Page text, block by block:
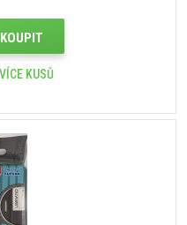
KOUPIT
KUSŮ